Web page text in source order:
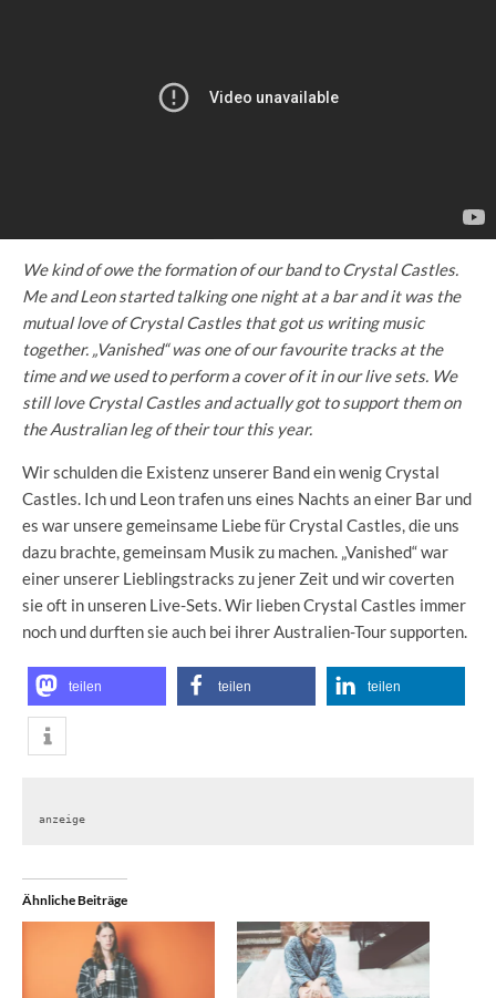
We kind of owe the formation of our band to Crystal Castles.
Me and Leon started talking one night at a bar and it was the
mutual love of Crystal Castles that got us writing music
together. „Vanished“ was one of our favourite tracks at the
time and we used to perform a cover of it in our live sets. We
still love Crystal Castles and actually got to support them on
the Australian leg of their tour this year.
Wir schulden die Existenz unserer Band ein wenig Crystal
Castles. Ich und Leon trafen uns eines Nachts an einer Bar und
es war unsere gemeinsame Liebe für Crystal Castles, die uns
dazu brachte, gemeinsam Musik zu machen. „Vanished“ war
einer unserer Lieblingstracks zu jener Zeit und wir coverten
sie oft in unseren Live-Sets. Wir lieben Crystal Castles immer
noch und durften sie auch bei ihrer Australien-Tour supporten.
teilen teilen teilen
anzeige
Ähnliche Beiträge